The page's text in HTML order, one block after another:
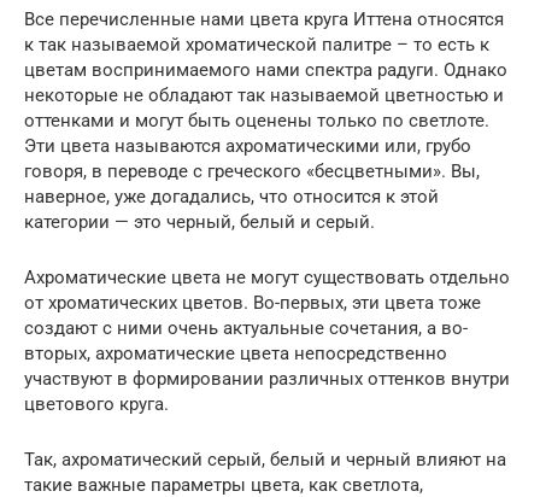
Все перечисленные нами цвета круга Иттена относятся
к так называемой хроматической палитре – то есть к
цветам воспринимаемого нами спектра радуги. Однако
некоторые не обладают так называемой цветностью и
оттенками и могут быть оценены только по светлоте.
Эти цвета называются ахроматическими или, грубо
говоря, в переводе с греческого «бесцветными». Вы,
наверное, уже догадались, что относится к этой
категории — это черный, белый и серый.
Ахроматические цвета не могут существовать отдельно
от хроматических цветов. Во-первых, эти цвета тоже
создают с ними очень актуальные сочетания, а во-
вторых, ахроматические цвета непосредственно
участвуют в формировании различных оттенков внутри
цветового круга.
Так, ахроматический серый, белый и черный влияют на
такие важные параметры цвета, как светлота,